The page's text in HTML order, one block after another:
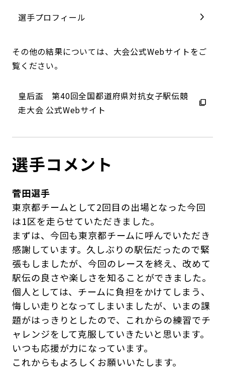
選手プロフィール
その他の結果については、大会公式Webサイトをご
覧ください。
皇后盃 第40回全国都道府県対抗女子駅伝競
走大会 公式Webサイト
選手コメント
菅田選手
東京都チームとして2回目の出場となった今回
は1区を走らせていただきました。
まずは、今回も東京都チームに呼んでいただき
感謝しています。久しぶりの駅伝だったので緊
張もしましたが、今回のレースを終え、改めて
駅伝の良さや楽しさを知ることができました。
個人としては、チームに負担をかけてしまう、
悔しい走りとなってしまいましたが、いまの課
題がはっきりとしたので、これからの練習でチ
ャレンジをして克服していきたいと思います。
いつも応援が力になっています。
これからもよろしくお願いいたします。